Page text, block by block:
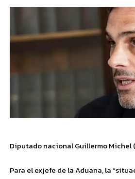
Diputado nacional Guillermo Michel
Para el exjefe de la Aduana, la